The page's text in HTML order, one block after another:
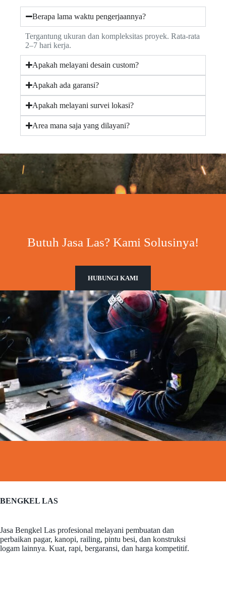
Berapa lama waktu pengerjaannya?
Tergantung ukuran dan kompleksitas proyek. Rata-rata
2–7 hari kerja.
Apakah melayani desain custom?
Apakah ada garansi?
Apakah melayani survei lokasi?
Area mana saja yang dilayani?
Butuh Jasa Las? Kami Solusinya!
HUBUNGI KAMI
BENGKEL LAS
Jasa Bengkel Las profesional melayani pembuatan dan
perbaikan pagar, kanopi, railing, pintu besi, dan konstruksi
logam lainnya. Kuat, rapi, bergaransi, dan harga kompetitif.